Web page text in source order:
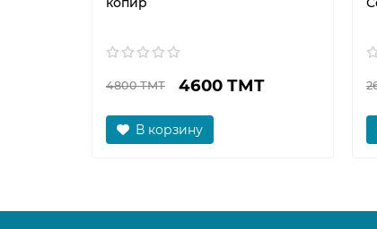
4800 ТМТ 4600 ТМТ
В корзину